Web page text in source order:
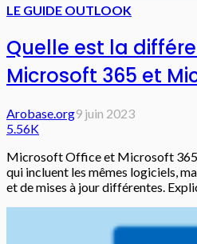
LE GUIDE OUTLOOK
Quelle est la
Microsoft 365 et
Arobase.org9 juin 2023
5.56K
Microsoft Office et Microsoft
qui incluent les mêmes logiciels,
et de mises à jour différentes.